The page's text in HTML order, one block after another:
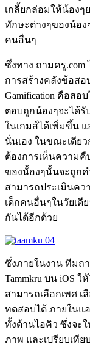
เกลี้ยกล่อมให้น้องๆ
ทักษะต่างๆของน้อ
คนอื่นๆ
ซึ่งทาง ถามครู
การสร้างคลังข้อสอ
Gamification คือสอ
ตอบถูกน้องๆจะได้
ในเกมส์ได้เพิ่มขึ้น
นั่นเอง ในขณะเดีย
ต้องการเห็นความ
ของนั้องๆนั้นจะถูก
สามารถประเมินคว
เด็กคนอื่นๆในวัยเดี
กันได้อีกด้วย
ซึ่งภายในงาน ทีมถ
Tammkru บน iOS
สามารถเลือกเพศ
ทดสอบได้ ภายในแ
ทั้งด้านไอคิว ซึ่งจะ
ภาพ และเปรียบเที